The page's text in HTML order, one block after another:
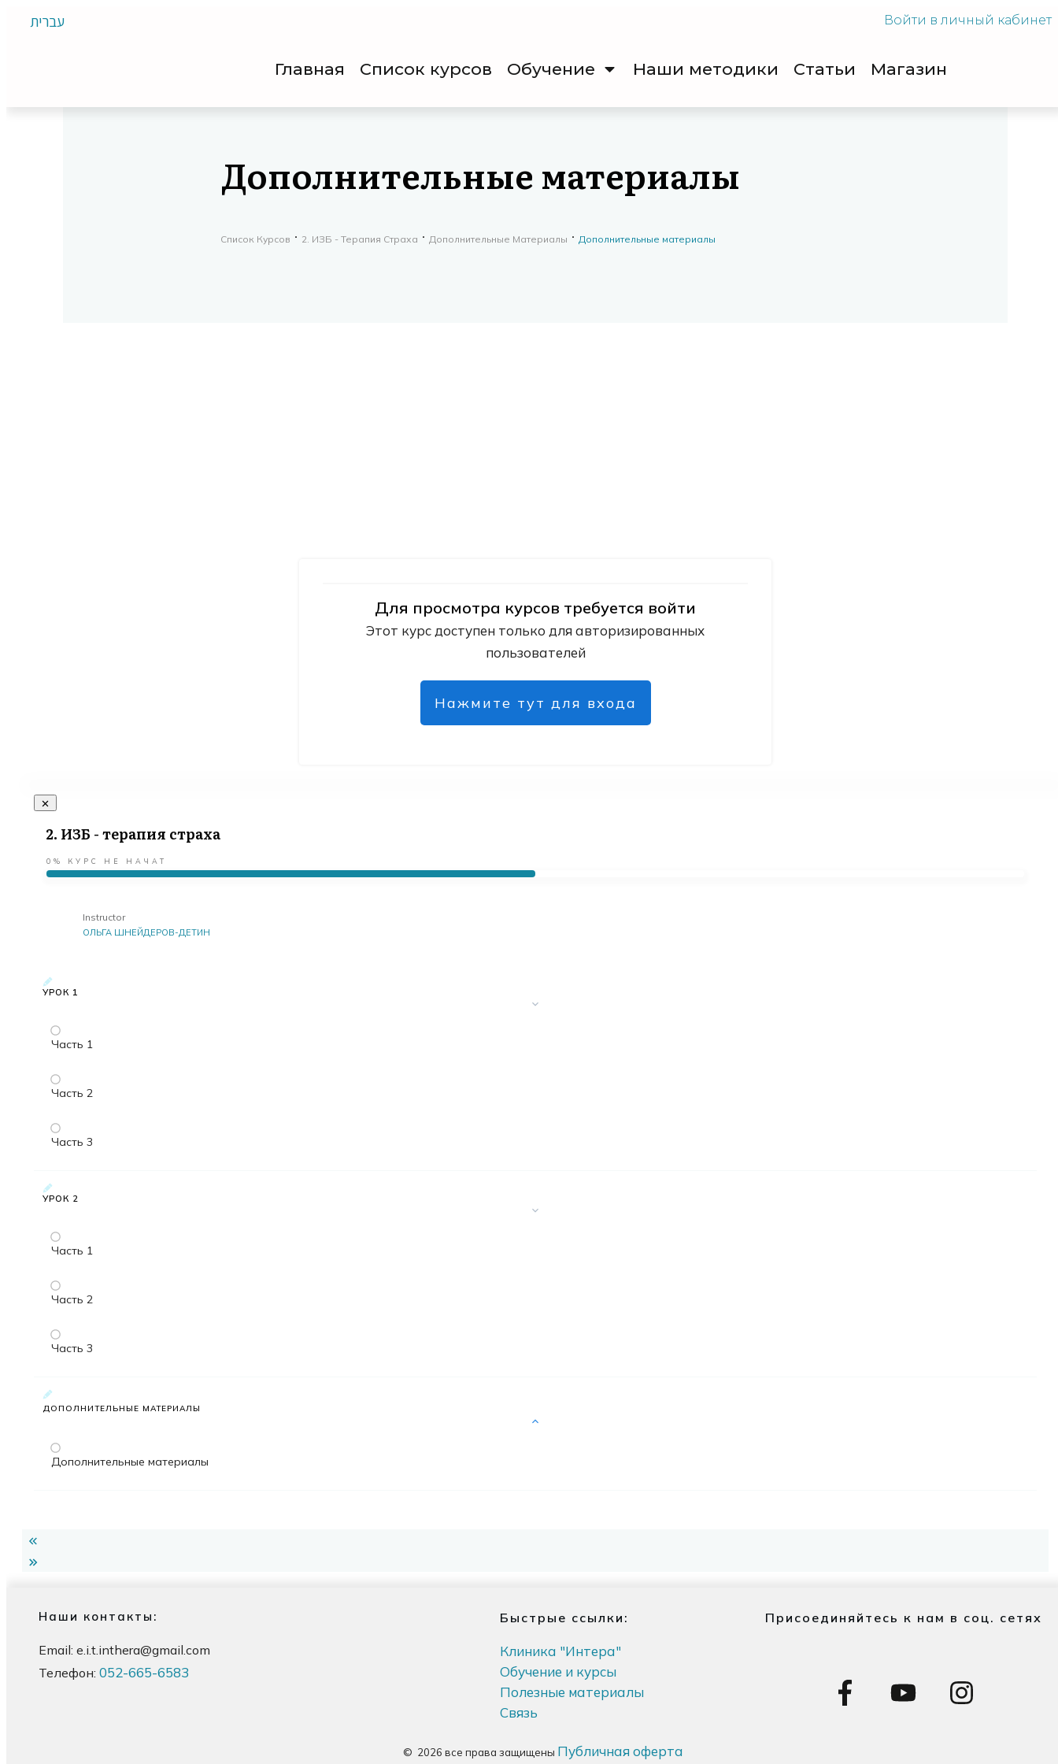
עברית Войти в личный кабинет
Главная Список курсов Обучение Наши методики Cтатьи Магазин
Дополнительные материалы
Список Курсов 2. ИЗБ - Терапия Страха Дополнительные Материалы Дополнительные материалы
Для просмотра курсов требуется войти
Этот курс доступен только для авторизированных
пользователей
Нажмите тут для входа
2. ИЗБ - терапия страха
0% КУРС НЕ НАЧАТ
Instructor
ОЛЬГА ШНЕЙДЕРОВ-ДЕТИН
УРОК 1
Часть 1
Часть 2
Часть 3
УРОК 2
Часть 1
Часть 2
Часть 3
ДОПОЛНИТЕЛЬНЫЕ МАТЕРИАЛЫ
Дополнительные материалы
Наши контакты:
Email: e.i.t.inthera@gmail.com
Телефон: 052-665-6583
Быстрые ссылки:
Клиника "Интера"
Обучение и курсы
Полезные материалы
Связь
Присоединяйтесь к нам в соц. сетях
© 2026 все права защищены Публичная оферта